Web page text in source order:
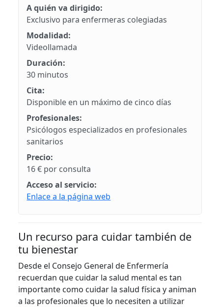
A quién va dirigido:
Exclusivo para enfermeras colegiadas
Modalidad:
Videollamada
Duración:
30 minutos
Cita:
Disponible en un máximo de cinco días
Profesionales:
Psicólogos especializados en profesionales
sanitarios
Precio:
16 € por consulta
Acceso al servicio:
Enlace a la página web
Un recurso para cuidar también de
tu bienestar
Desde el Consejo General de Enfermería
recuerdan que cuidar la salud mental es tan
importante como cuidar la salud física y animan
a las profesionales que lo necesiten a utilizar